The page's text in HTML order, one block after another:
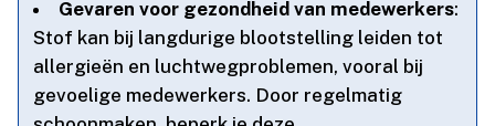
Gevaren voor gezondheid van medewerkers:
Stof kan bij langdurige blootstelling leiden tot
allergieën en luchtwegproblemen, vooral bij
gevoelige medewerkers.​ Door regelmatig